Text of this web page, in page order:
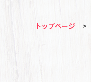
トップページ >